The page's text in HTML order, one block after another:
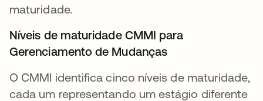
maturidade.
Níveis de maturidade CMMI para
Gerenciamento de Mudanças
O CMMI identifica cinco níveis de maturidade,
cada um representando um estágio diferente